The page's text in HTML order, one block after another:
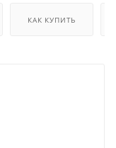
КАК КУПИТЬ